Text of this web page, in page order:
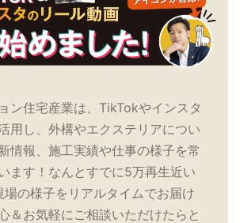
ン住宅産業は、TikTokやインスタ
用し、外構やエクステリアについ
情報、施工実績や仕事の様子を常
ます！なんとすでに5万再生近い
の様子をリアルタイムでお届け
＆お気軽にご相談いただけたらと